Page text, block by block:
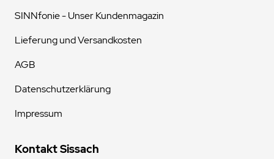
SINNfonie - Unser Kundenmagazin
Lieferung und Versandkosten
AGB
Datenschutzerklärung
Impressum
Kontakt Sissach